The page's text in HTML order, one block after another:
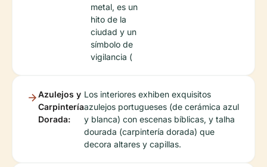
metal, es un
hito de la
ciudad y un
símbolo de
vigilancia (
Azulejos y
Carpintería
Dorada:
Los interiores exhiben exquisitos
azulejos portugueses (de cerámica azul
y blanca) con escenas bíblicas, y talha
dourada (carpintería dorada) que
decora altares y capillas.